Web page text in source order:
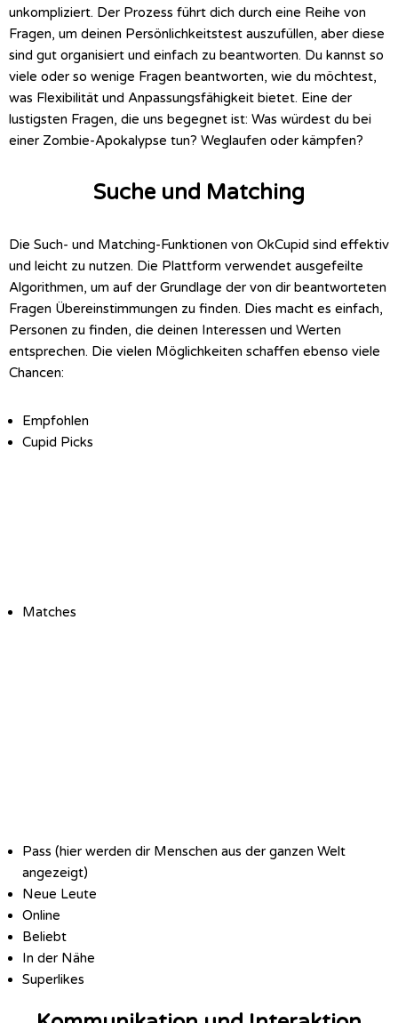
unkompliziert. Der Prozess führt dich durch eine Reihe von
Fragen, um deinen Persönlichkeitstest auszufüllen, aber diese
sind gut organisiert und einfach zu beantworten. Du kannst so
viele oder so wenige Fragen beantworten, wie du möchtest,
was Flexibilität und Anpassungsfähigkeit bietet. Eine der
lustigsten Fragen, die uns begegnet ist: Was würdest du bei
einer Zombie-Apokalypse tun? Weglaufen oder kämpfen?
Suche und Matching
Die Such- und Matching-Funktionen von OkCupid sind effektiv
und leicht zu nutzen. Die Plattform verwendet ausgefeilte
Algorithmen, um auf der Grundlage der von dir beantworteten
Fragen Übereinstimmungen zu finden. Dies macht es einfach,
Personen zu finden, die deinen Interessen und Werten
entsprechen. Die vielen Möglichkeiten schaffen ebenso viele
Chancen:
Empfohlen
Cupid Picks
Matches
Pass (hier werden dir Menschen aus der ganzen Welt
angezeigt)
Neue Leute
Online
Beliebt
In der Nähe
Superlikes